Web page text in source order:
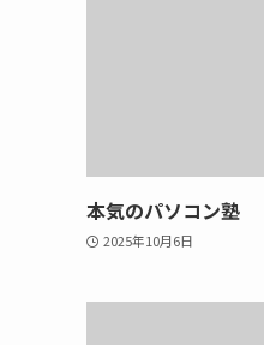
本気のパソコン塾
2025年10月6日